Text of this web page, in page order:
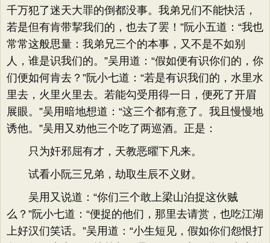
千万犯了迷天大罪的倒都没事。我弟兄们不能快活，
若是但有肯带挈我们的，也去了罢！”阮小五道：“我也
常常这般思量：我弟兄三个的本事，又不是不如别
人，谁是识我们的。”吴用道：“假如便有识你们的，你
们便如何肯去？”阮小七道：“若是有识我们的，水里水
里去，火里火里去。若能勾受用得一日，便死了开眉
展眼。”吴用暗地想道：“这三个都有意了。我且慢慢地
诱他。”吴用又劝他三个吃了两巡酒。正是：
只为奸邪屈有才，天教恶曜下凡来。
试看小阮三兄弟，劫取生辰不义财。
吴用又说道：“你们三个敢上梁山泊捉这伙贼
么？”阮小七道：“便捉的他们，那里去请赏，也吃江湖
上好汉们笑话。”吴用道：“小生短见，假如你们怨恨打